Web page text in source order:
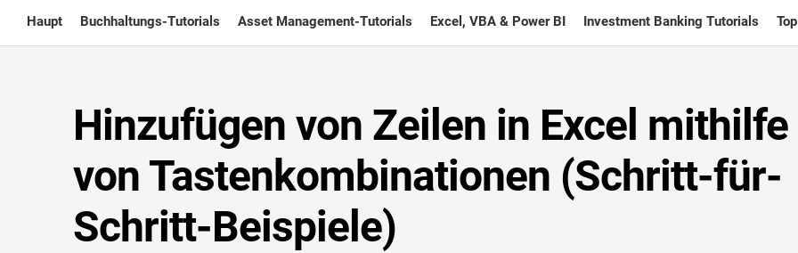
content
Haupt Buchhaltungs-Tutorials Asset Management-Tutorials Excel, VBA & Power BI Investment Banking Tutorials
Hinzufügen von Zeilen in Excel mithilfe
von Tastenkombinationen (Schritt-für-
Schritt-Beispiele)